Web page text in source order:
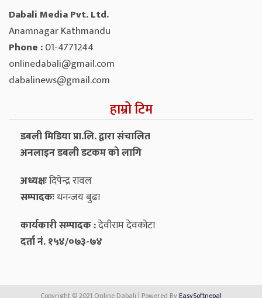
Dabali Media Pvt. Ltd.
Anamnagar Kathmandu
Phone :01-4771244
onlinedabali@gmail.com
dabalinews@gmail.com
हाम्रो टिम
डबली मिडिया प्रा.लि. द्वारा संचालित
अनलाइन डबली डटकम को लागि
अध्यक्षःदिपेन्द्र रावल
सम्पादकःधनन्‍जय बुढा
कार्यकारी सम्पादक :देवीराम देवकोटा
दर्ता नं. १५४/०७३-७४